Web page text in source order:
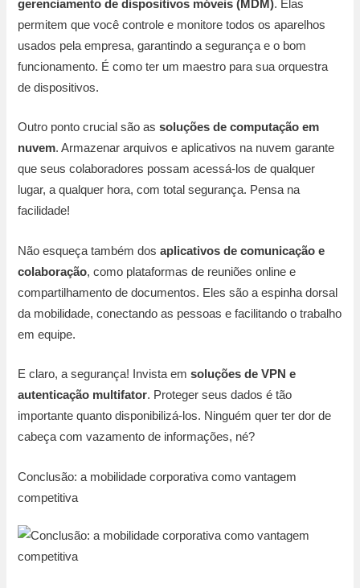
gerenciamento de dispositivos móveis (MDM). Elas
permitem que você controle e monitore todos os aparelhos
usados pela empresa, garantindo a segurança e o bom
funcionamento. É como ter um maestro para sua orquestra
de dispositivos.
Outro ponto crucial são assoluções de computação em
nuvem. Armazenar arquivos e aplicativos na nuvem garante
que seus colaboradores possam acessá-los de qualquer
lugar, a qualquer hora, com total segurança. Pensa na
facilidade!
Não esqueça também dosaplicativos de comunicação e
colaboração, como plataformas de reuniões online e
compartilhamento de documentos. Eles são a espinha dorsal
da mobilidade, conectando as pessoas e facilitando o trabalho
em equipe.
E claro, a segurança! Invista emsoluções de VPN e
autenticação multifator. Proteger seus dados é tão
importante quanto disponibilizá-los. Ninguém quer ter dor de
cabeça com vazamento de informações, né?
Conclusão: a mobilidade corporativa como vantagem
competitiva